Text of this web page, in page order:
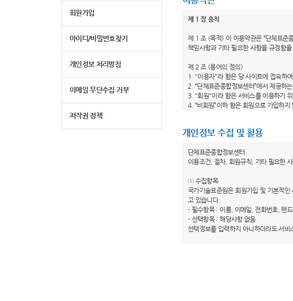
회원가입
아이디/비밀번호찾기
개인정보 처리방침
이메일 무단수집 거부
저작권 정책
제 1 장 총칙
제 1 조 (목적) 이 이용약관은 “단체표준
책임사항과 기타 필요한 사항을 규정함
제 2 조 (용어의 정의)
1. "이용자"라 함은 당 사이트에 접속하
2. “단체표준종합정보센터”에서 제공하
3. "회원"이라 함은 서비스를 이용하기
4. “비회원”이하 함은 회원으로 가입하
6. "비밀번호"라 함은 회원이 자신의 개
1. 당 사이트는 이 약관의 내용을 회원이
수 있습니다.
전부터 적용일자 전일까지 공지합니다.
이트는 개정 전 내용과 개정 후 내용을
3. 당 사이트가 전항에 따라 개정약관을
봅니다.”라는 취지를 명확하게 공지하였
하지 않는 경우 당 사이트 이용계약을 해
개인정보 수집 및 활용
단체표준종합정보센터
이용조건, 절차, 회원규칙, 기타 필요한
① 수집항목
국가기술표준원은 회원가입 및 기본적
고 있습니다.
- 필수항목 : 이름, 이메일, 전화번호, 핸
- 선택항목 : 해당사항 없음
선택정보를 입력하지 아니하더라도 서
국가기술표준원은 수집한 개인정보를